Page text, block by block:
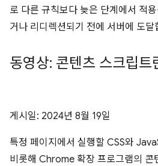
로 다른 규칙보다 늦은 단계에서 적
거나 리디렉션되기 전에 서버에 도달
동영상: 콘텐츠 스크립트
게시일: 2024년 8월 19일
특정 페이지에서 실행할 CSS와
비롯해 Chrome 확장 프로그램의 콘